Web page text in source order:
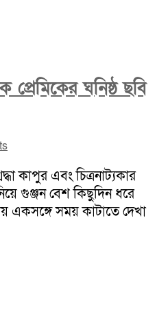
প্রেমিকের ঘনিষ্ঠ ছবি
কাপুর এবং চিত্রনাট্যকার
গুঞ্জন বেশ কিছুদিন ধরে
একসঙ্গে সময় কাটাতে দেখা